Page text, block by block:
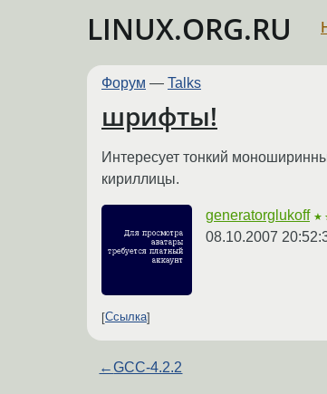
LINUX.ORG.RU
Форум — Talks
шрифты!
Интересует тонкий
кириллицы.
generatorglukoff
08.10.2007
Ссылка
←GCC-4.2.2